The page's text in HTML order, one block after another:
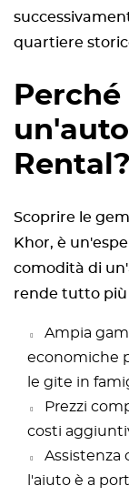
quartiere
Rental?
Scoprire le
Khor, è
comodità di
rende tutto più
Ampia
economiche
le gite in
Prezzi
costi
Assistenza
l'aiuto è a